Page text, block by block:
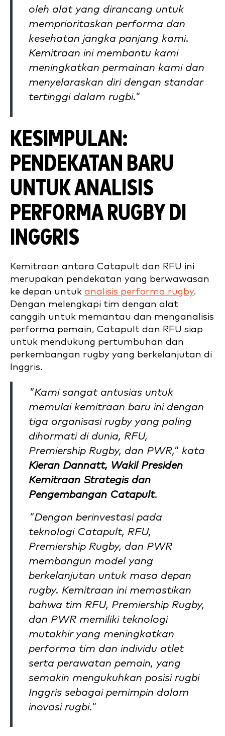
oleh alat yang dirancang untuk
memprioritaskan performa dan
kesehatan jangka panjang kami.
Kemitraan ini membantu kami
meningkatkan permainan kami dan
menyelaraskan diri dengan standar
tertinggi dalam rugbi."
KESIMPULAN:
PENDEKATAN BARU
UNTUK ANALISIS
PERFORMA RUGBY DI
INGGRIS
Kemitraan antara Catapult dan RFU ini
merupakan pendekatan yang berwawasan
ke depan untuk analisis performa rugby.
Dengan melengkapi tim dengan alat
canggih untuk memantau dan menganalisis
performa pemain, Catapult dan RFU siap
untuk mendukung pertumbuhan dan
perkembangan rugby yang berkelanjutan di
Inggris.
"Kami sangat antusias untuk
memulai kemitraan baru ini dengan
tiga organisasi rugby yang paling
dihormati di dunia, RFU,
Premiership Rugby, dan PWR," kata
Kieran Dannatt, Wakil Presiden
Kemitraan Strategis dan
Pengembangan Catapult.
"Dengan berinvestasi pada
teknologi Catapult, RFU,
Premiership Rugby, dan PWR
membangun model yang
berkelanjutan untuk masa depan
rugby. Kemitraan ini memastikan
bahwa tim RFU, Premiership Rugby,
dan PWR memiliki teknologi
mutakhir yang meningkatkan
performa tim dan individu atlet
serta perawatan pemain, yang
semakin mengukuhkan posisi rugbi
Inggris sebagai pemimpin dalam
inovasi rugbi."